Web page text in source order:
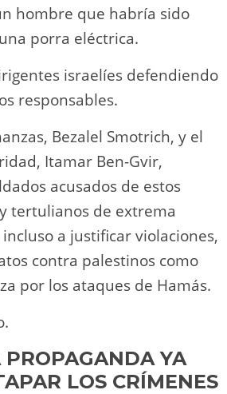
hombre que habría sido
porra eléctrica.
israelíes defendiendo
responsables.
Bezalel Smotrich, y el
Itamar Ben-Gvir,
acusados de estos
tertulianos de extrema
a justificar violaciones,
contra palestinos como
por los ataques de Hamás.
YA
LOS CRÍMENES